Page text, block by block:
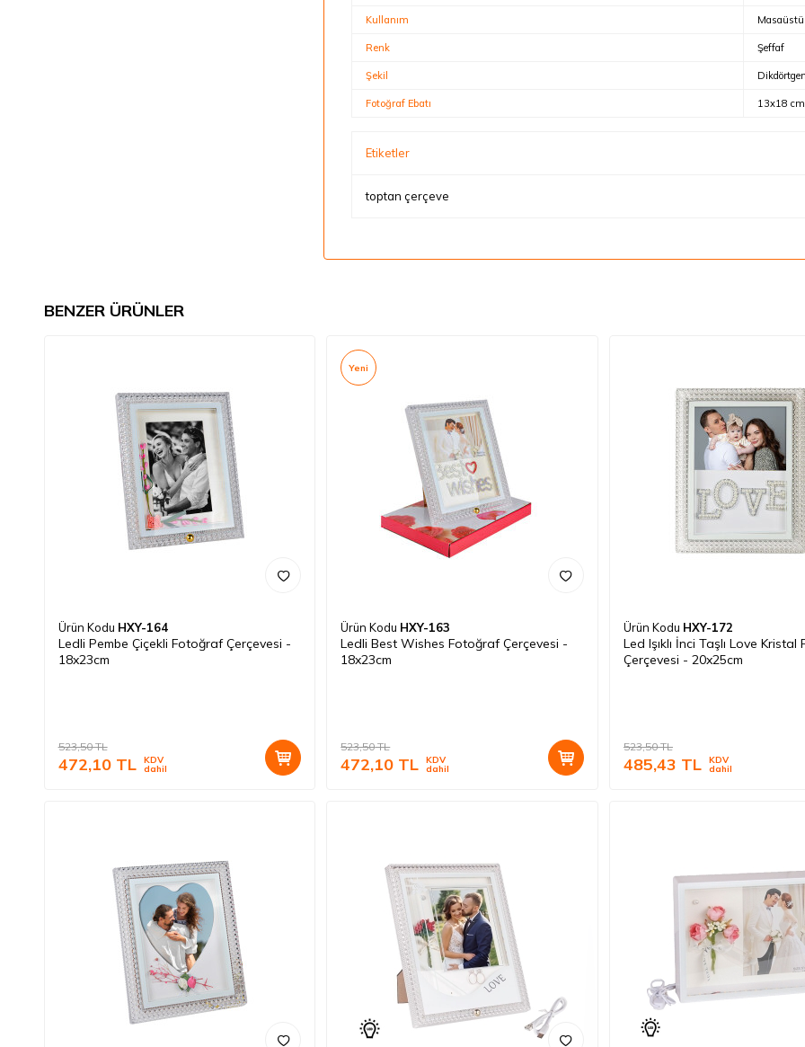
Kullanım Masaüstü
Renk Şeffaf
Şekil Dikdörtgen
Fotoğraf Ebatı 13x18 cm
Etiketler
toptan çerçeve
BENZER ÜRÜNLER
Ürün Kodu HXY-164
Ledli Pembe Çiçekli Fotoğraf Çerçevesi -
18x23cm
523,50TL
472,10TL KDV
dahil
Yeni
Ürün Kodu HXY-163
Ledli Best Wishes Fotoğraf Çerçevesi -
18x23cm
523,50TL
472,10 TL KDV
dahil
Ürün Kodu HXY-172
Led Işıklı İnci Taşlı Love
Çerçevesi - 20x25cm
523,50TL
485,43 TL KDV
dahil